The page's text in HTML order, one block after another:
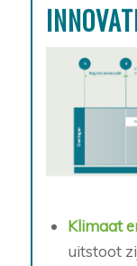
Klimaat
uitstoot